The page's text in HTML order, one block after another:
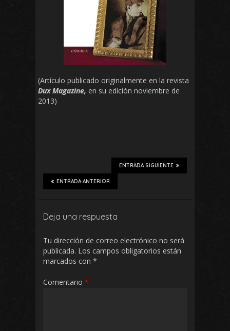
(Artículo publicado originalmente en la revista
Dux Magazine, en su edición noviembre de
2013)
ENTRADA SIGUIENTE
ENTRADA ANTERIOR
Deja una respuesta
Tu dirección de correo electrónico no será
publicada. Los campos obligatorios están
marcados con *
Comentario *